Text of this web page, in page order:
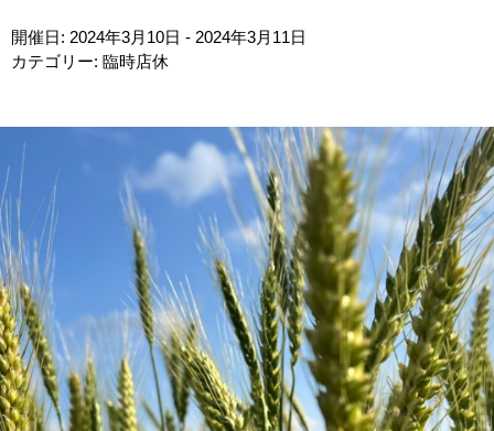
開催日: 2024年3月10日 - 2024年3月11日
カテゴリー: 臨時店休